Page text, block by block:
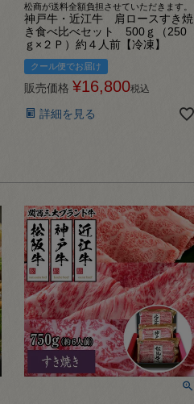
松商が送料全額負担させていただきます。
神戸牛・近江牛 肩ロースすき焼
き食べ比べセット 500ｇ（250
ｇ×２Ｐ）約４人前【冷凍】
クール便でお届け
販売価格 ¥16,800税込
詳細を見る